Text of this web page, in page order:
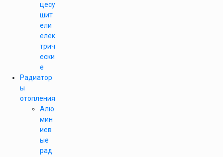
цесу
шит
ели
елек
трич
ески
е
Радиатор
ы
отопления
Алю
мин
иев
ые
рад